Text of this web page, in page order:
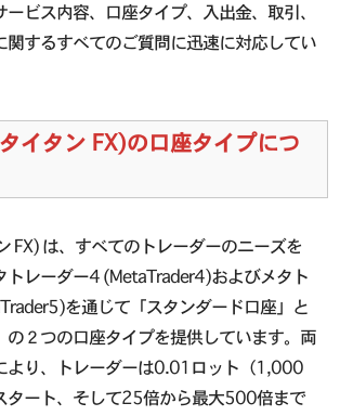
ビス内容、口座タイプ、入出金、取引、
関するすべてのご質問に迅速に対応してい
イタン FX)の口座タイプにつ
FX) は、すべてのトレーダーのニーズを
トレーダー4 (MetaTrader4)およびメタト
を通じて「スタンダード口座」と
の２つの口座タイプを提供しています。両
より、トレーダーは0.01ロット（1,000
タート、そして25倍から最大500倍まで